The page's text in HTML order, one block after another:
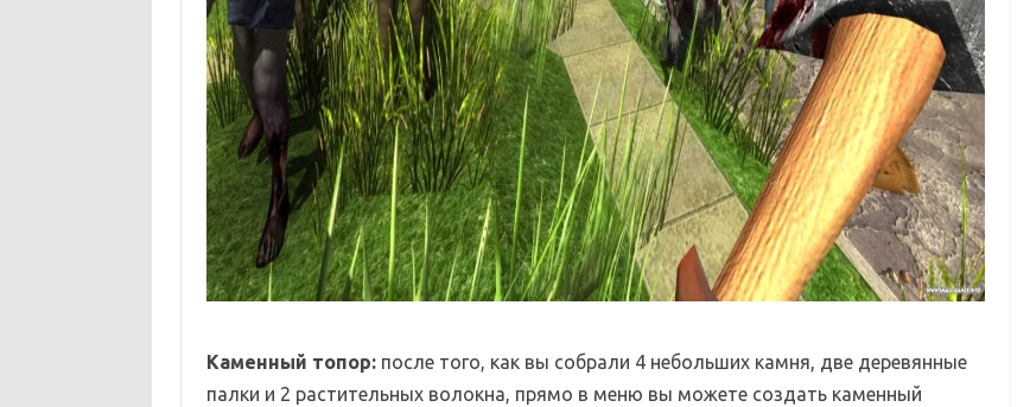
Каменный топор:после того, как вы собрали 4 небольших камня, две деревянные
палки и 2 растительных волокна, прямо в меню вы можете создать каменный